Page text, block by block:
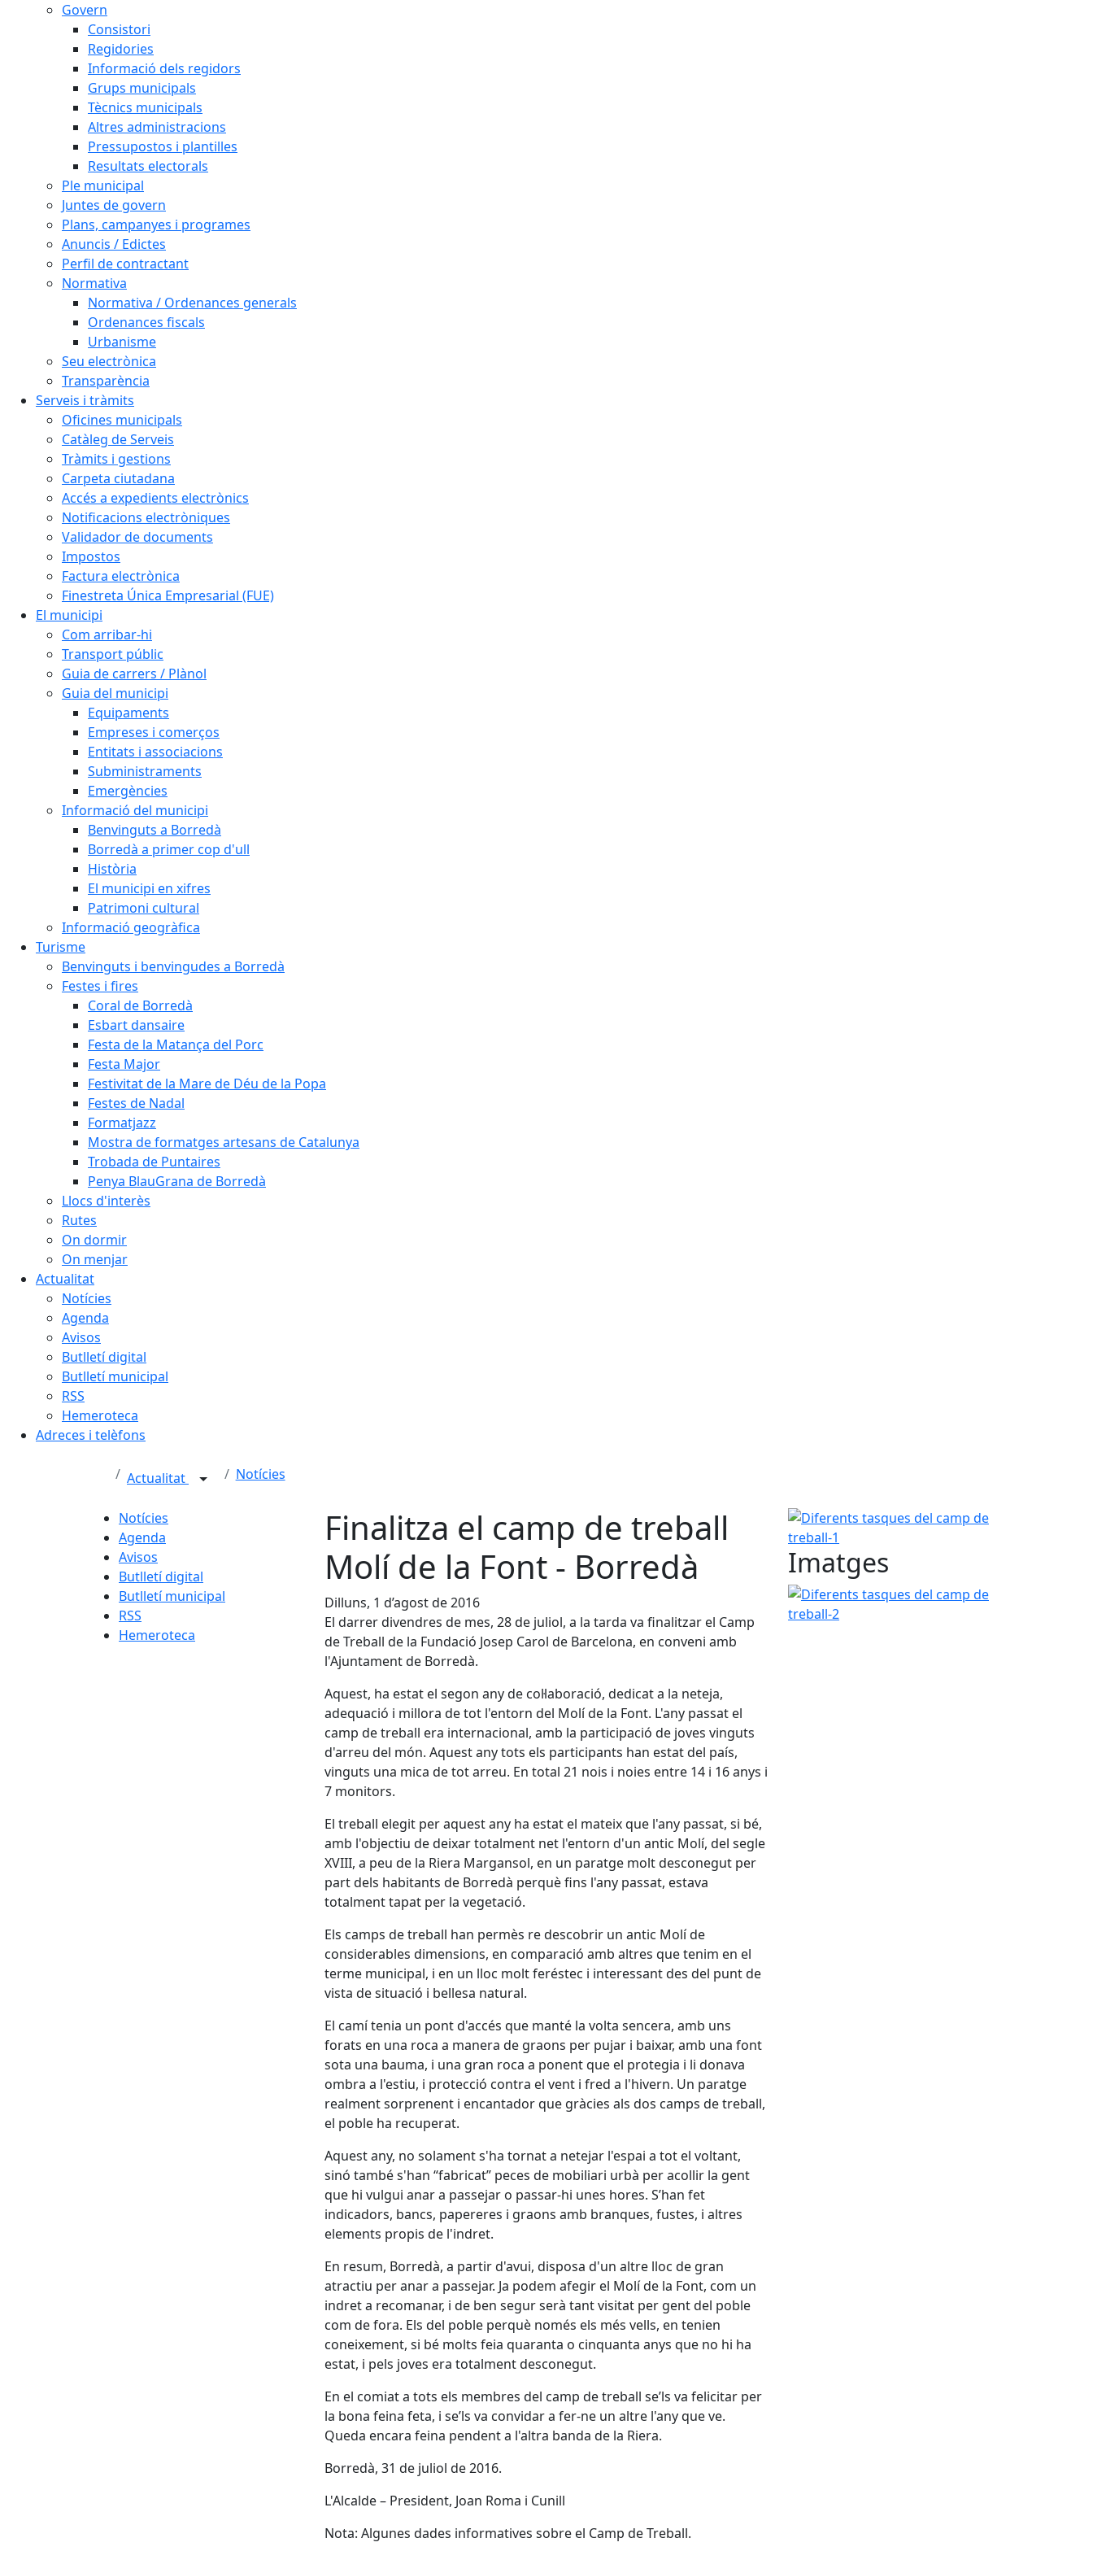
Govern
Consistori
Regidories
Informació dels regidors
Grups municipals
Tècnics municipals
Altres administracions
Pressupostos i plantilles
Resultats electorals
Ple municipal
Juntes de govern
Plans, campanyes i programes
Anuncis / Edictes
Perfil de contractant
Normativa
Normativa / Ordenances generals
Ordenances fiscals
Urbanisme
Seu electrònica
Transparència
Serveis i tràmits
Oficines municipals
Catàleg de Serveis
Tràmits i gestions
Carpeta ciutadana
Accés a expedients electrònics
Notificacions electròniques
Validador de documents
Impostos
Factura electrònica
Finestreta Única Empresarial (FUE)
El municipi
Com arribar-hi
Transport públic
Guia de carrers / Plànol
Guia del municipi
Equipaments
Empreses i comerços
Entitats i associacions
Subministraments
Emergències
Informació del municipi
Benvinguts a Borredà
Borredà a primer cop d'ull
Història
El municipi en xifres
Patrimoni cultural
Informació geogràfica
Turisme
Benvinguts i benvingudes a Borredà
Festes i fires
Coral de Borredà
Esbart dansaire
Festa de la Matança del Porc
Festa Major
Festivitat de la Mare de Déu de la Popa
Festes de Nadal
Formatjazz
Mostra de formatges artesans de Catalunya
Trobada de Puntaires
Penya BlauGrana de Borredà
Llocs d'interès
Rutes
On dormir
On menjar
Actualitat
Notícies
Agenda
Avisos
Butlletí digital
Butlletí municipal
RSS
Hemeroteca
Adreces i telèfons
Actualitat Notícies
Notícies
Agenda
Avisos
Butlletí digital
Butlletí municipal
RSS
Hemeroteca
Finalitza el camp de treball
Molí de la Font - Borredà
Dilluns, 1 d’agost de 2016
El darrer divendres de mes, 28 de juliol, a la tarda va finalitzar el Camp
de Treball de la Fundació Josep Carol de Barcelona, en conveni amb
l'Ajuntament de Borredà.
Aquest, ha estat el segon any de col·laboració, dedicat a la neteja,
adequació i millora de tot l'entorn del Molí de la Font. L'any passat el
camp de treball era internacional, amb la participació de joves vinguts
d'arreu del món. Aquest any tots els participants han estat del país,
vinguts una mica de tot arreu. En total 21 nois i noies entre 14 i 16 anys i
7 monitors.
El treball elegit per aquest any ha estat el mateix que l'any passat, si bé,
amb l'objectiu de deixar totalment net l'entorn d'un antic Molí, del segle
XVIII, a peu de la Riera Margansol, en un paratge molt desconegut per
part dels habitants de Borredà perquè fins l'any passat, estava
totalment tapat per la vegetació.
Els camps de treball han permès re descobrir un antic Molí de
considerables dimensions, en comparació amb altres que tenim en el
terme municipal, i en un lloc molt feréstec i interessant des del punt de
vista de situació i bellesa natural.
El camí tenia un pont d'accés que manté la volta sencera, amb uns
forats en una roca a manera de graons per pujar i baixar, amb una font
sota una bauma, i una gran roca a ponent que el protegia i li donava
ombra a l'estiu, i protecció contra el vent i fred a l'hivern. Un paratge
realment sorprenent i encantador que gràcies als dos camps de treball,
el poble ha recuperat.
Aquest any, no solament s'ha tornat a netejar l'espai a tot el voltant,
sinó també s'han “fabricat” peces de mobiliari urbà per acollir la gent
que hi vulgui anar a passejar o passar-hi unes hores. S’han fet
indicadors, bancs, papereres i graons amb branques, fustes, i altres
elements propis de l'indret.
En resum, Borredà, a partir d'avui, disposa d'un altre lloc de gran
atractiu per anar a passejar. Ja podem afegir el Molí de la Font, com un
indret a recomanar, i de ben segur serà tant visitat per gent del poble
com de fora. Els del poble perquè només els més vells, en tenien
coneixement, si bé molts feia quaranta o cinquanta anys que no hi ha
estat, i pels joves era totalment desconegut.
En el comiat a tots els membres del camp de treball se’ls va felicitar per
la bona feina feta, i se’ls va convidar a fer-ne un altre l'any que ve.
Queda encara feina pendent a l'altra banda de la Riera.
Borredà, 31 de juliol de 2016.
L'Alcalde – President, Joan Roma i Cunill
Nota: Algunes dades informatives sobre el Camp de Treball.
Diferents tasques del camp de treball-1
Imatges
Diferents tasques del camp de treball-2